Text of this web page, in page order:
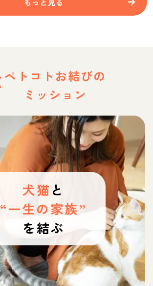
ペトコトお結びの
ミッション
犬猫 と
“一生の家族”
を結ぶ